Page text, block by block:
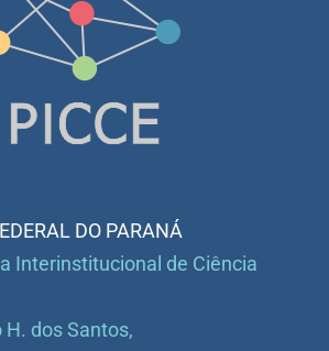
DO PARANÁ
Interinstitucional de Ciência
H. dos Santos,